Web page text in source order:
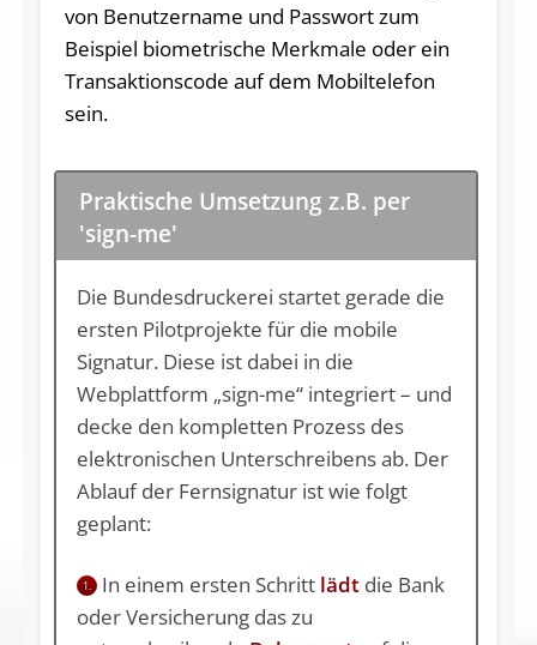
von Benutzername und Passwort zum
Beispiel biometrische Merkmale oder ein
Transaktionscode auf dem Mobiltelefon
sein.
Praktische Umsetzung z.B. per
'sign-me'
Die Bundesdruckerei startet gerade die
ersten Pilotprojekte für die mobile
Signatur. Diese ist dabei in die
Webplattform „sign-me“ integriert – und
decke den kompletten Prozess des
elektronischen Unterschreibens ab. Der
Ablauf der Fernsignatur ist wie folgt
geplant:
1. In einem ersten Schritt lädt die Bank
oder Versicherung das zu